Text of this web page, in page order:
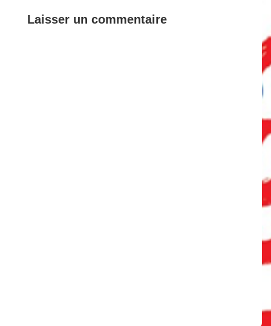
Laisser un commentaire